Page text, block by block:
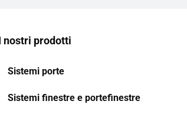
nostri prodotti
Sistemi porte
Sistemi finestre e portefinestre